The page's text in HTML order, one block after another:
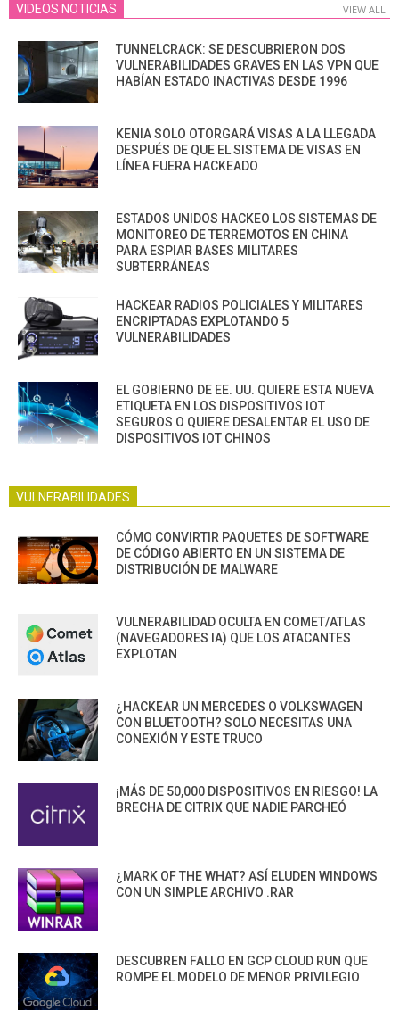
VIDEOS NOTICIAS VIEW ALL
TUNNELCRACK: SE DESCUBRIERON DOS
VULNERABILIDADES GRAVES EN LAS VPN QUE
HABÍAN ESTADO INACTIVAS DESDE 1996
KENIA SOLO OTORGARÁ VISAS A LA LLEGADA
DESPUÉS DE QUE EL SISTEMA DE VISAS EN
LÍNEA FUERA HACKEADO
ESTADOS UNIDOS HACKEO LOS SISTEMAS DE
MONITOREO DE TERREMOTOS EN CHINA
PARA ESPIAR BASES MILITARES
SUBTERRÁNEAS
HACKEAR RADIOS POLICIALES Y MILITARES
ENCRIPTADAS EXPLOTANDO 5
VULNERABILIDADES
EL GOBIERNO DE EE. UU. QUIERE ESTA NUEVA
ETIQUETA EN LOS DISPOSITIVOS IOT
SEGUROS O QUIERE DESALENTAR EL USO DE
DISPOSITIVOS IOT CHINOS
VULNERABILIDADES
CÓMO CONVIRTIR PAQUETES DE SOFTWARE
DE CÓDIGO ABIERTO EN UN SISTEMA DE
DISTRIBUCIÓN DE MALWARE
VULNERABILIDAD OCULTA EN COMET/ATLAS
(NAVEGADORES IA) QUE LOS ATACANTES
EXPLOTAN
¿HACKEAR UN MERCEDES O VOLKSWAGEN
CON BLUETOOTH? SOLO NECESITAS UNA
CONEXIÓN Y ESTE TRUCO
¡MÁS DE 50,000 DISPOSITIVOS EN RIESGO! LA
BRECHA DE CITRIX QUE NADIE PARCHEÓ
¿MARK OF THE WHAT? ASÍ ELUDEN WINDOWS
CON UN SIMPLE ARCHIVO .RAR
DESCUBREN FALLO EN GCP CLOUD RUN QUE
ROMPE EL MODELO DE MENOR PRIVILEGIO